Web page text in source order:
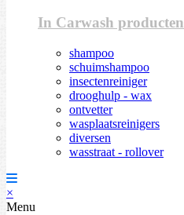
In Carwash producten
shampoo
schuimshampoo
insectenreiniger
drooghulp - wax
ontvetter
wasplaatsreinigers
diversen
wasstraat - rollover
×
Menu